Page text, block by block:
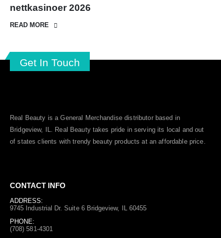
nettkasinoer 2026
READ MORE
Get In Touch
Real Beauty is a General Merchandise distributor based in
Bridgeview, IL. Real Beautytakes pride in serving its local and out
of states clients with trendy beauty products at an affordable price.
CONTACT INFO
ADDRESS:
9745 Industrial Dr. Suite 6 Bridgeview, IL 60455
PHONE:
(708) 581-4301